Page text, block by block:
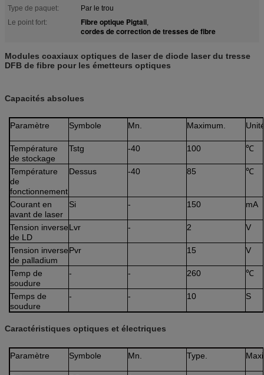
Type de paquet:
Par le trou
Le point fort:
Fibre optique Pigtail,
cordes de correction de tresses de fibre
Modules coaxiaux optiques de laser de diode laser du tresse
DFB de fibre pour les émetteurs optiques
Capacités absolues
Paramètre Symbole Mn. Maximum.
Température
de stockage
Tstg -40 100 ℃
Température
de
fonctionnement
Dessus -40 85 ℃
Courant en
avant de laser
Si - 150 mA
Tension inverse
de LD
Lvr - 2 V
Tension inverse
de palladium
Pvr 15 V
Temp de
soudure
- - 260 ℃
Temps de
soudure
- - 10 S
Caractéristiques optiques et électriques
Paramètre Symbole Mn. Type.